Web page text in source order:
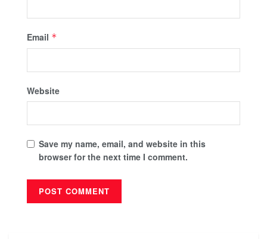
Email *
Website
Save my name, email, and website in this
browser for the next time I comment.